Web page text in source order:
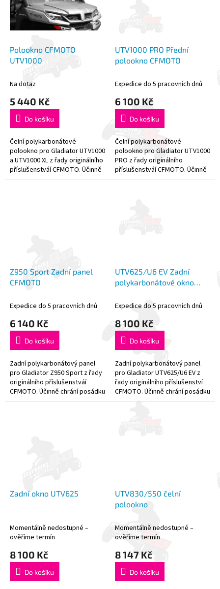
Polookno CFMOTO
UTV1000
Na dotaz
5 440 Kč
Do košíku
Čelní polykarbonátové
polookno pro Gladiator UTV1000
a UTV1000 XL z řady originálního
příslušenstváí CFMOTO. Účinně
chrání posádku při práci i
UTV1000 PRO Přední
polookno CFMOTO
Expedice do 5 pracovních dnů
6 100 Kč
Do košíku
Čelní polykarbonátové
polookno pro Gladiator UTV1000
PRO z řady originálního
příslušenstváí CFMOTO. Účinně
chrání posádku při práci i
Z950 Sport Zadní panel
CFMOTO
Expedice do 5 pracovních dnů
6 140 Kč
Do košíku
Zadní polykarbonátový panel
pro Gladiator Z950 Sport z řady
originálního příslušenstváí
CFMOTO. Účinně chrání posádku
a zamezuje turbulencím v
UTV625/U6 EV Zadní
polykarbonátové okno
Expedice do 5 pracovních dnů
8 100 Kč
Do košíku
Zadní polykarbonátový panel
pro Gladiator UTV625/U6 EV z
řady originálního příslušenství
CFMOTO. Účinně chrání posádku
před povětrnostními vlivy. -
Zadní okno UTV625
Momentálně nedostupné –
ověříme termín
8 100 Kč
Do košíku
UTV830/550 čelní
polookno
Momentálně nedostupné –
ověříme termín
8 147 Kč
Do košíku